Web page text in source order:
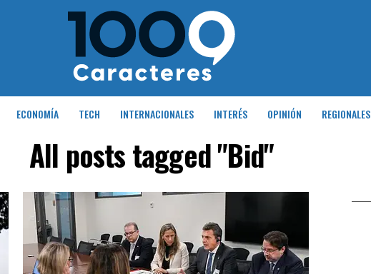
ECONOMÍA TECH INTERNACIONALES INTERÉS OPINIÓN REGIONALES
All posts tagged "Bid"